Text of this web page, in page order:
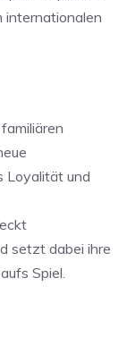
internationalen
Loyalität und
setzt dabei ihre
Spiel.